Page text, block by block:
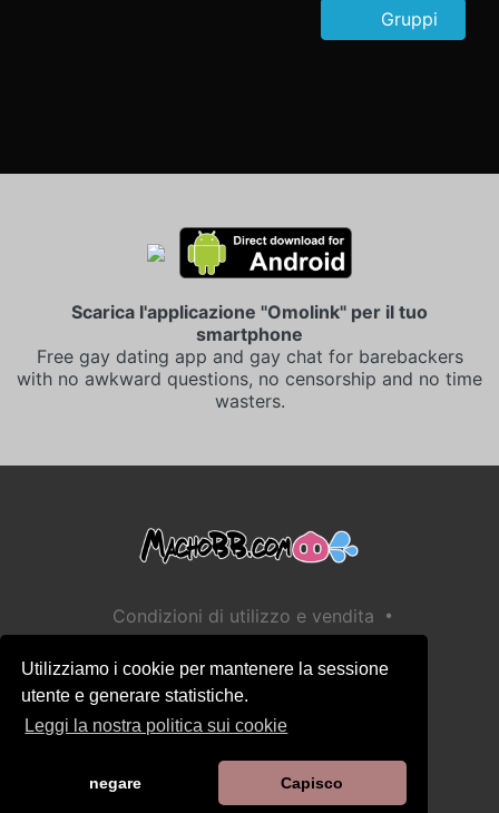
Utilizziamo i cookie per mantenere la sessione
utente e generare statistiche.
Leggi la nostra politica sui cookie
negare Capisco
Gruppi
Scarica l'applicazione "Omolink" per il tuo
smartphone
Free gay dating app and gay chat for barebackers
with no awkward questions, no censorship and no time
wasters.
Condizioni di utilizzo e vendita •
Informativa sui cookie •
Politica sulla sicurezza dei bambini
Aiuto / Contatto